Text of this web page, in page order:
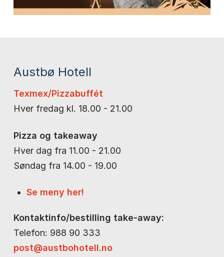
Austbø Hotell
Texmex/Pizzabuffét
Hver fredag kl. 18.00 - 21.00
Pizza og takeaway
Hver dag fra 11.00 - 21.00
Søndag fra 14.00 - 19.00
Se meny her!
Kontaktinfo/bestilling take-away:
Telefon: 988 90 333
post@austbohotell.no